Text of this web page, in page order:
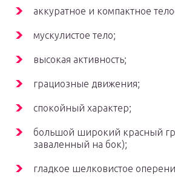
аккуратное и компактное
мускулистое тело;
высокая активность;
грациозные движения;
спокойный характер;
большой широкий красный
заваленный на бок);
гладкое шелковистое